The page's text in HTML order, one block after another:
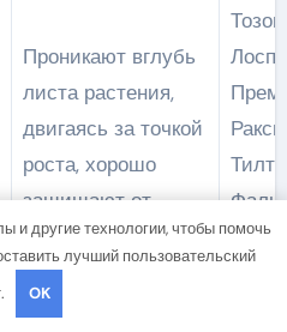
Проникают вглубь
листа растения,
двигаясь за точкой
роста, хорошо
защищают от
болезней молодые
побеги, отлично
и другие технологии, чтобы помочь
лучший пользовательский
OK